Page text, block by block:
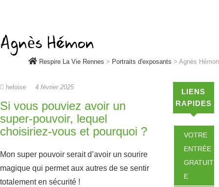
Agnès Hémon
Respire La Vie Rennes > Portraits d'exposants > Agnès Hémon
heloise 4 février 2025
Si vous pouviez avoir un
super-pouvoir, lequel
choisiriez-vous et pourquoi ?
Mon super pouvoir serait d’avoir un sourire
magique qui permet aux autres de se sentir
totalement en sécurité !
LIENS
RAPIDES
VOTRE
ENTRÉE
GRATUIT
E